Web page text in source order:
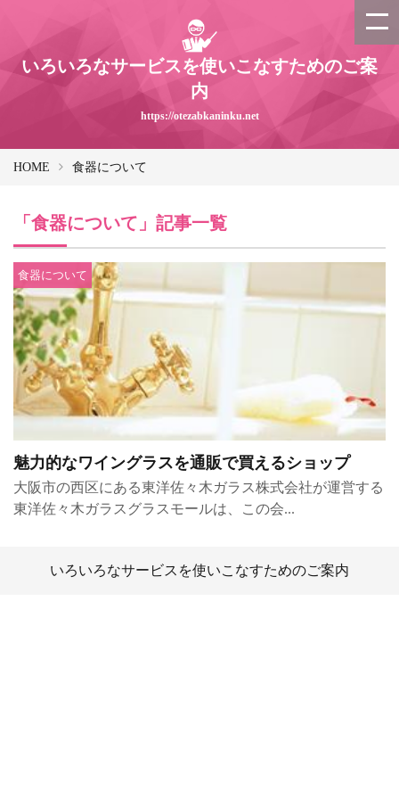
いろいろなサービスを使いこなすためのご案
内
https://otezabkaninku.net
HOME 食器について
「食器について」記事一覧
魅力的なワイングラスを通販で買えるショップ
食器について
大阪市の西区にある東洋佐々木ガラス株式会社が運営する
東洋佐々木ガラスグラスモールは、この会...
いろいろなサービスを使いこなすためのご案内